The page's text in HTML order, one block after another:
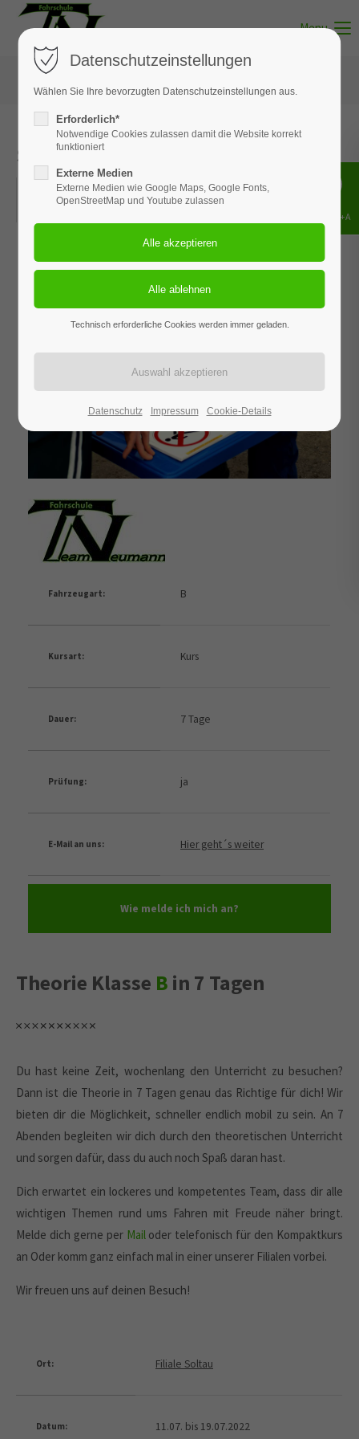
Menu
Soltau - Theorie Klasse B in 7 Tagen
11.07.2022 17:30–19.07.2022 20:45
Fahrzeugart: B
Kursart: Kurs
Dauer: 7 Tage
Prüfung: ja
E-Mail an uns: Hier geht´s weiter
Wie melde ich mich an?
Theorie Klasse B in 7 Tagen
Du hast keine Zeit, wochenlang den Unterricht zu besuchen?
Dann ist die Theorie in 7 Tagen genau das Richtige für dich! Wir
bieten dir die Möglichkeit, schneller endlich mobil zu sein. An 7
Abenden begleiten wir dich durch den theoretischen Unterricht
und sorgen dafür, dass du auch noch Spaß daran hast.
Dich erwartet ein lockeres und kompetentes Team, dass dir alle
wichtigen Themen rund ums Fahren mit Freude näher bringt.
Melde dich gerne per Mail oder telefonisch für den Kompaktkurs
an Oder komm ganz einfach mal in einer unserer Filialen vorbei.
Wir freuen uns auf deinen Besuch!
Ort: Filiale Soltau
Datum: 11.07. bis 19.07.2022
Datenschutzeinstellungen
Wählen Sie Ihre bevorzugten Datenschutzeinstellungen aus.
Erforderlich*
Notwendige Cookies zulassen damit die Website korrekt
funktioniert
Externe Medien
Externe Medien wie Google Maps, Google Fonts,
OpenStreetMap und Youtube zulassen
Technisch erforderliche Cookies werden immer geladen.
Datenschutz Impressum Cookie-Details
Shift+Alt+A